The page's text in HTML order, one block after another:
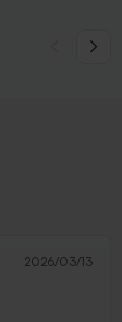
2026/03/13